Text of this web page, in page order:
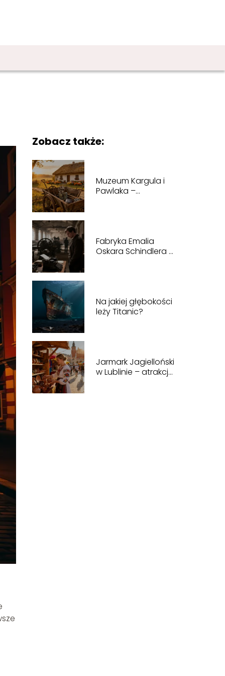
Zobacz także:
Muzeum Kargula i
Pawlaka –
Fabryka Emalia
Oskara Schindlera –
Na jakiej głębokości
leży Titanic?
Jarmark Jagielloński
w Lublinie – atrakcje,